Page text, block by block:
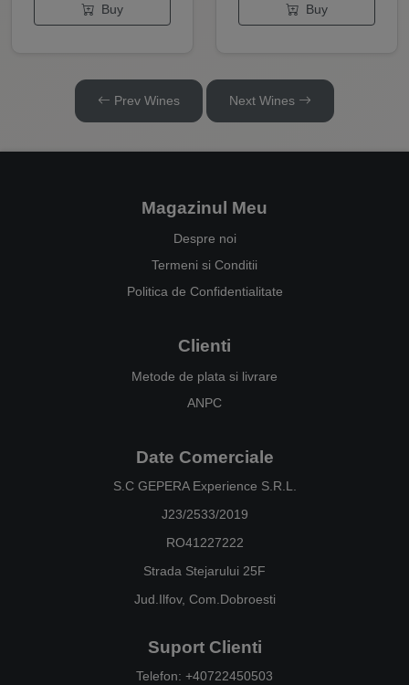
Buy Buy
Prev Wines Next Wines
Magazinul Meu
Despre noi
Termeni si Conditii
Politica de Confidentialitate
Clienti
Metode de plata si livrare
ANPC
Date Comerciale
S.C GEPERA Experience S.R.L.
J23/2533/2019
RO41227222
Strada Stejarului 25F
Jud.Ilfov, Com.Dobroesti
Suport Clienti
Telefon: +40722450503